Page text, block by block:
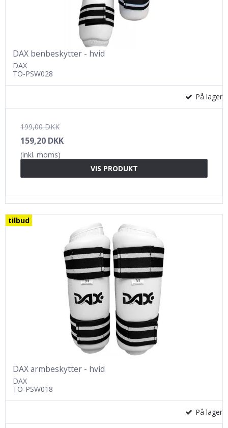
DAX benbeskytter - hvid
DAX
TO-PSW028
På lager
199,00 DKK
159,20 DKK
(inkl. moms)
VIS PRODUKT
tilbud
DAX armbeskytter - hvid
DAX
TO-PSW018
På lager